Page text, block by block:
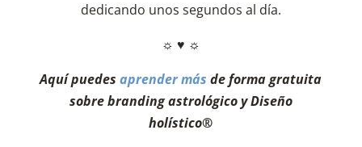
dedicando unos segundos al día.
☼ ♥ ☼
Aquí puedesaprender más de forma gratuita
sobre branding astrológico y Diseño
holístico®